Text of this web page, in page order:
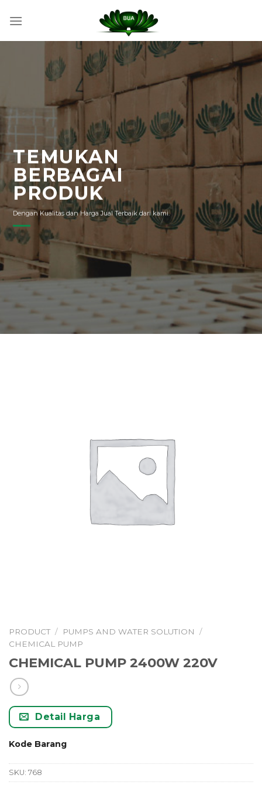
TEMUKAN
BERBAGAI
PRODUK
Dengan Kualitas dan Harga Jual Terbaik dari kami.
PRODUCT / PUMPS AND WATER SOLUTION
/
CHEMICAL PUMP
CHEMICAL PUMP 2400W 220V
Detail Harga
Kode Barang
SKU: 768